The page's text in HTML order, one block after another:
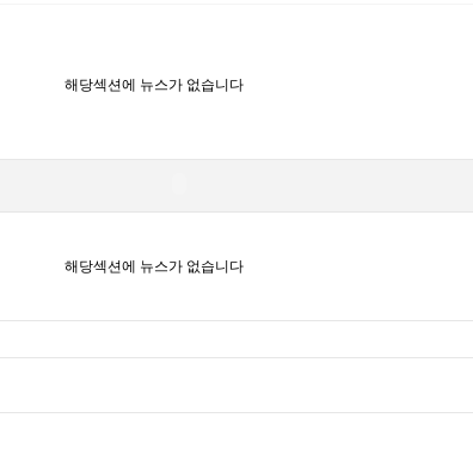
해당섹션에 뉴스가 없습니다
해당섹션에 뉴스가 없습니다